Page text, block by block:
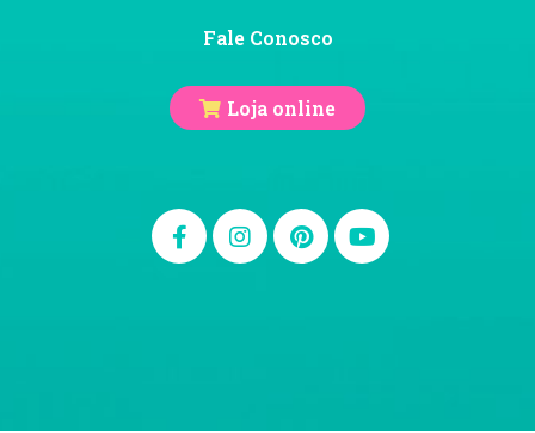
Fale Conosco
Loja online